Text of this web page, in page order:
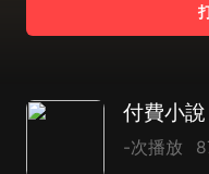
付費小
-次播放